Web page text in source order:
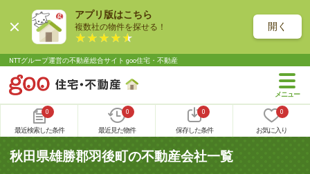
アプリ版はこちら
複数社の物件を探せる！ 開く
NTTグループ運営の不動産総合サイト goo住宅・不動産
0
最近検索した条件
0
最近見た物件
0
保存した条件
0
お気に入り
秋田県雄勝郡羽後町の不動産会社一覧